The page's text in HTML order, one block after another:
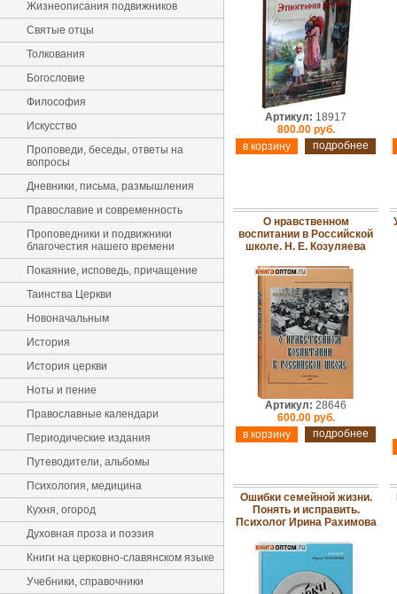
Жизнеописания подвижников
Святые отцы
Толкования
Богословие
Философия
Искусство
Проповеди, беседы, ответы на
вопросы
Дневники, письма, размышления
Православие и современность
Проповедники и подвижники
благочестия нашего времени
Покаяние, исповедь, причащение
Таинства Церкви
Новоначальным
История
История церкви
Ноты и пение
Православные календари
Периодические издания
Путеводители, альбомы
Психология, медицина
Кухня, огород
Духовная проза и поэзия
Книги на церковно-славянском языке
Учебники, справочники
Артикул: 18917
800.00 руб.
подробнее
О нравственном
воспитании в Российской
школе. Н. Е. Козуляева
Артикул: 28646
600.00 руб.
подробнее
Ошибки семейной жизни.
Понять и исправить.
Психолог Ирина Рахимова